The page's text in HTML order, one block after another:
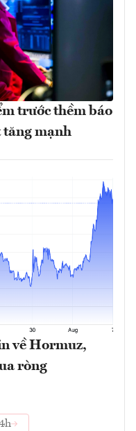
trước thềm báo
tăng mạnh
về Hormuz,
ròng